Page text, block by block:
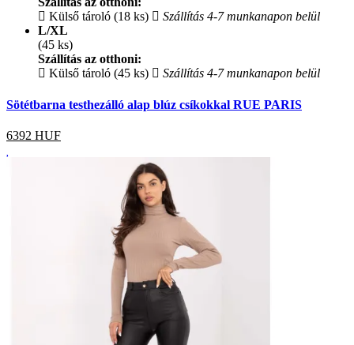
Külső tároló (18 ks)
Szállítás 4-7 munkanapon belül
L/XL
(45 ks)
Szállítás az otthoni:
Külső tároló (45 ks)
Szállítás 4-7 munkanapon belül
Sötétbarna testhezálló alap blúz csíkokkal RUE PARIS
6392 HUF